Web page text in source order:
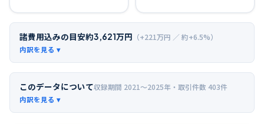
諸費用込みの目安約3,621万円 （+221万円 ／ 約+6.5%）
このデータについて収録期間 2021〜2025年 ・取引件数 403件